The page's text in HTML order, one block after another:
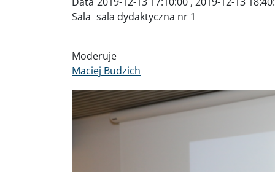
Sala sala dydaktyczna nr 1
Moderuje
Maciej Budzich